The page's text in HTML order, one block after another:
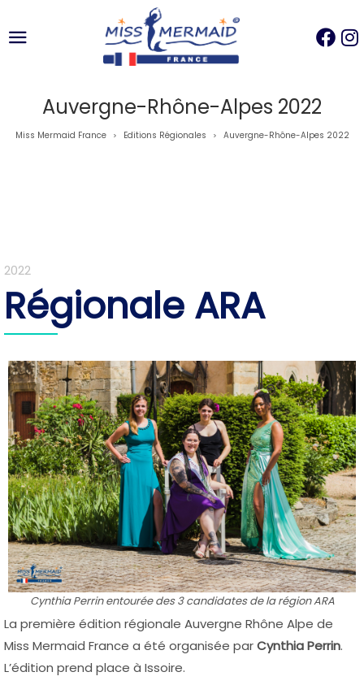
Auvergne-Rhône-Alpes 2022
Miss Mermaid France > Editions Régionales > Auvergne-Rhône-Alpes 2022
2022
Régionale ARA
Cynthia Perrin entourée des 3 candidates de la région ARA
La première édition régionale Auvergne Rhône Alpe de
Miss Mermaid France a été organisée parCynthia Perrin.
L’édition prend place à Issoire.